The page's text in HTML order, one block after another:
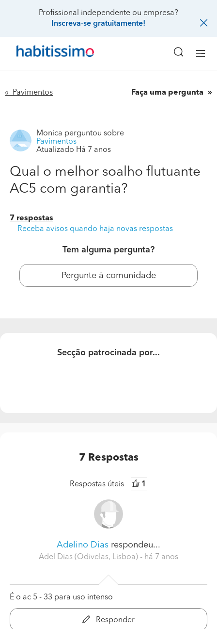
Profissional independente ou empresa?
Inscreva-se gratuitamente!
« Pavimentos Faça uma pergunta
Monica perguntou sobre
Pavimentos
Atualizado Há 7 anos
Qual o melhor soalho flutuante
AC5 com garantia?
7 respostas
Receba avisos quando haja novas respostas
Tem alguma pergunta?
Pergunte à comunidade
Secção patrocinada por...
7 Respostas
Respostas úteis 1
Adelino Dias respondeu...
Adel Dias (Odivelas, Lisboa) - há 7 anos
É o ac 5 - 33 para uso intenso
Responder